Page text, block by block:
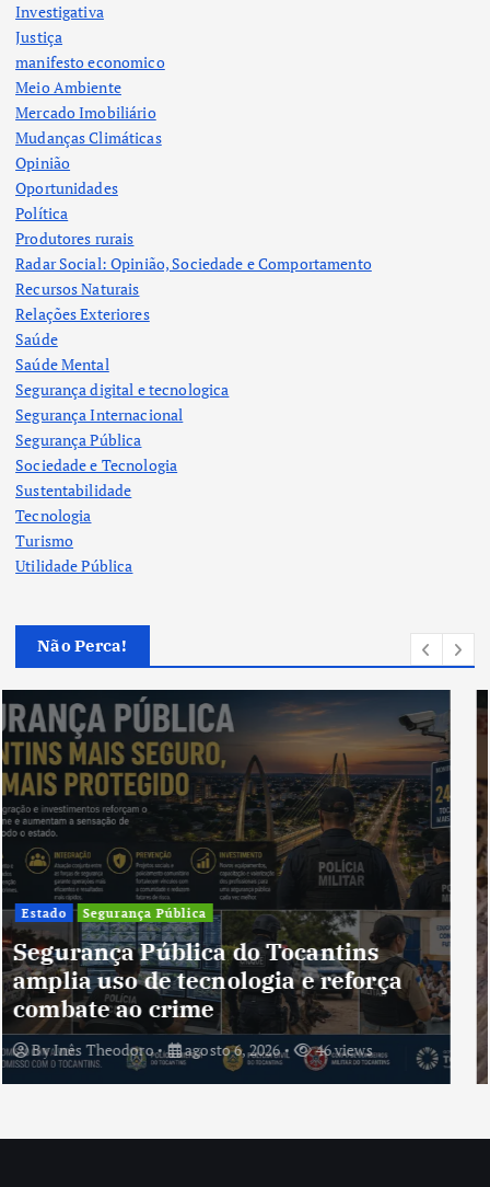
Investigativa
Justiça
manifesto economico
Meio Ambiente
Mercado Imobiliário
Mudanças Climáticas
Opinião
Oportunidades
Política
Produtores rurais
Radar Social: Opinião, Sociedade e Comportamento
Recursos Naturais
Relações Exteriores
Saúde
Saúde Mental
Segurança digital e tecnologica
Segurança Internacional
Segurança Pública
Sociedade e Tecnologia
Sustentabilidade
Tecnologia
Turismo
Utilidade Pública
Não Perca!
Cultura
Cultura do Tocantins preserva
tradições e fortalece identidade de
um estado em constante
transformação
ByInês Theodoro agosto 5, 2026 44 views